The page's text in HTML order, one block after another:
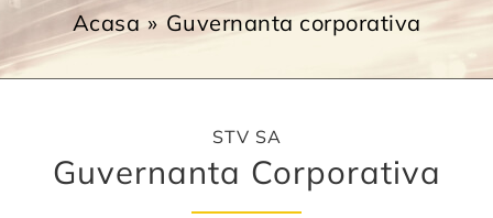
Acasa Guvernanta corporativa
STV SA
Guvernanta Corporativa